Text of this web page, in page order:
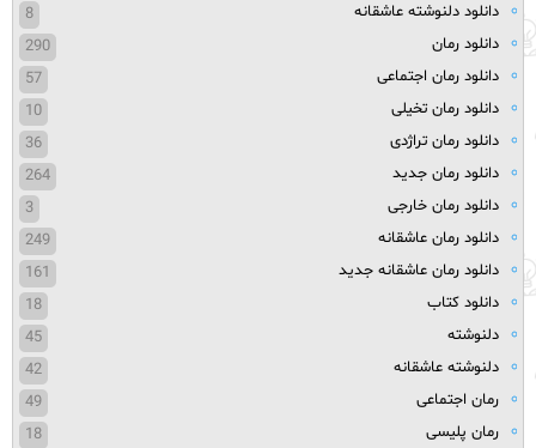
دانلود دلنوشته عاشقانه
8
دانلود رمان
290
دانلود رمان اجتماعی
57
دانلود رمان تخیلی
10
دانلود رمان تراژدی
36
دانلود رمان جدید
264
دانلود رمان خارجی
3
دانلود رمان عاشقانه
249
دانلود رمان عاشقانه جدید
161
دانلود کتاب
18
دلنوشته
45
دلنوشته عاشقانه
42
رمان اجتماعی
49
رمان پلیسی
18